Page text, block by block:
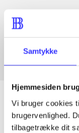
Samtykke
Hjemmesiden
Vi bruger cookies
brugervenlighed.
tilbagetrække dit
Artikler med
Fra
Artikler